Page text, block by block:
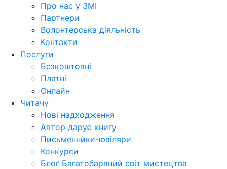
Про нас у ЗМІ
Партнери
Волонтерська діяльність
Контакти
Послуги
Безкоштовні
Платні
Онлайн
Читачу
Нові надходження
Автор дарує книгу
Письменники-ювіляри
Конкурси
Блоґ Багатобарвний світ мистецтва